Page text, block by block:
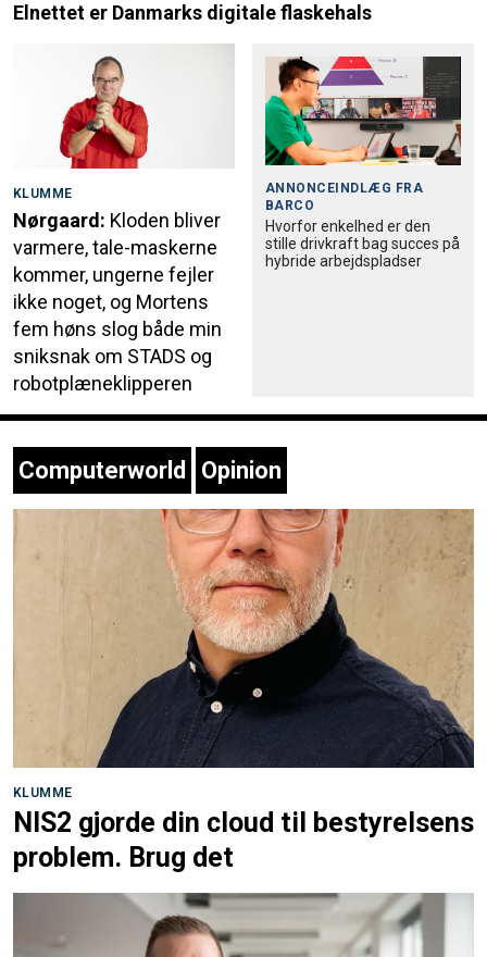
Elnettet er Danmarks digitale flaskehals
KLUMME
Nørgaard: Kloden bliver
varmere, tale-maskerne
kommer, ungerne fejler
ikke noget, og Mortens
fem høns slog både min
sniksnak om STADS og
robotplæneklipperen
ANNONCEINDLÆG FRA
BARCO
Hvorfor enkelhed er den
stille drivkraft bag succes på
hybride arbejdspladser
Computerworld Opinion
KLUMME
NIS2 gjorde din cloud til bestyrelsens
problem. Brug det